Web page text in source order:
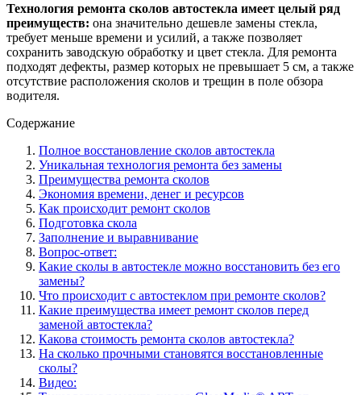
Технология ремонта сколов автостекла имеет целый ряд
преимуществ: она значительно дешевле замены стекла,
требует меньше времени и усилий, а также позволяет
сохранить заводскую обработку и цвет стекла. Для ремонта
подходят дефекты, размер которых не превышает 5 см, а также
отсутствие расположения сколов и трещин в поле обзора
водителя.
Содержание
Полное восстановление сколов автостекла
Уникальная технология ремонта без замены
Преимущества ремонта сколов
Экономия времени, денег и ресурсов
Как происходит ремонт сколов
Подготовка скола
Заполнение и выравнивание
Вопрос-ответ:
Какие сколы в автостекле можно восстановить без его
замены?
Что происходит с автостеклом при ремонте сколов?
Какие преимущества имеет ремонт сколов перед
заменой автостекла?
Какова стоимость ремонта сколов автостекла?
На сколько прочными становятся восстановленные
сколы?
Видео: